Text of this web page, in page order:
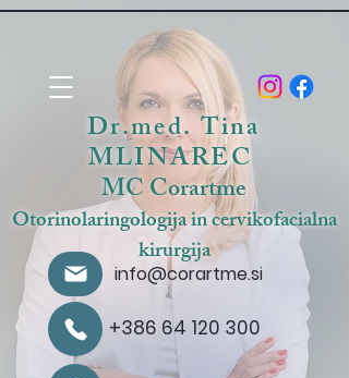
Dr.med. Tina
MLINAREC
MC Corartme
Otorinolaringologija in cervikofacialna
kirurgija
info@corartme.si
+386 64 120 300